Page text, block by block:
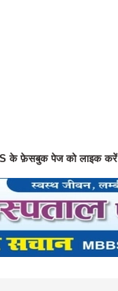
के फ़ेसबुक पेज को लाइक करें